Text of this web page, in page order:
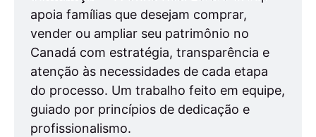
apoia famílias que desejam comprar,
vender ou ampliar seu patrimônio no
Canadá com estratégia, transparência e
atenção às necessidades de cada etapa
do processo. Um trabalho feito em equipe,
guiado por princípios de dedicação e
profissionalismo.